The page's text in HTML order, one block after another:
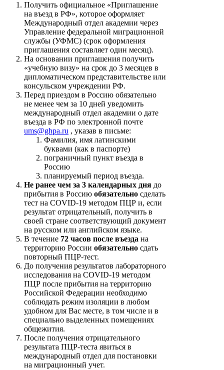
Получить официальное «Приглашение
на въезд в РФ», которое оформляет
Международный отдел академии через
Управление федеральной миграционной
службы (УФМС) (срок оформления
приглашения составляет один месяц).
На основании приглашения получить
«учебную визу» на срок до 3 месяцев в
дипломатическом представительстве или
консульском учреждении РФ.
Перед приездом в Россию обязательно
не менее чем за 10 дней уведомить
международный отдел академии о дате
въезда в РФ по электронной почте
ums@ghpa.ru , указав в письме:
Фамилия, имя латинскими
буквами (как в паспорте)
пограничный пункт въезда в
Россию
планируемый период въезда.
Не ранее чем за 3 календарных дня до
прибытия в Россию обязательно сделать
тест на COVID-19 методом ПЦР и, если
результат отрицательный, получить в
своей стране соответствующий документ
на русском или английском языке.
В течение 72 часов после въезда на
территорию России обязательно сдать
повторный ПЦР-тест.
До получения результатов лабораторного
исследования на COVID-19 методом
ПЦР после прибытия на территорию
Российской Федерации необходимо
соблюдать режим изоляции в любом
удобном для Вас месте, в том числе и в
специально выделенных помещениях
общежития.
После получения отрицательного
результата ПЦР-теста явиться в
международный отдел для постановки
на миграционный учет.